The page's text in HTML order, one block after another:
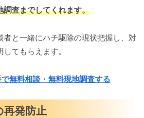
調査までしてくれます。
者と一緒にハチ駆除の現状把握し、対
てもらえます。
無料相談・無料現地調査する
発防止